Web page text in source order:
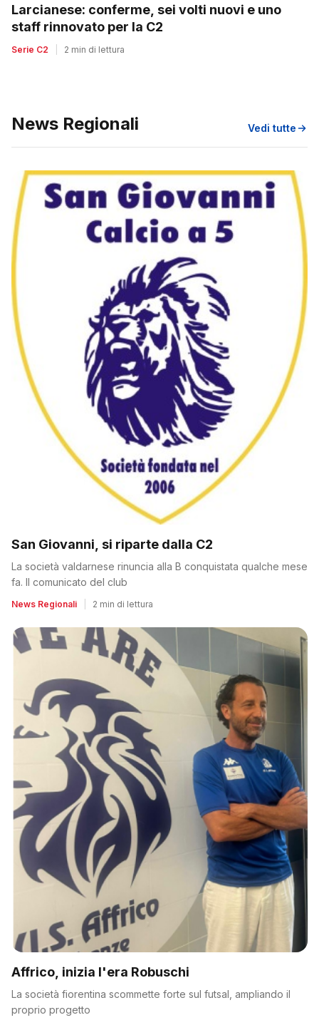
Larcianese: conferme, sei volti nuovi e uno
staff rinnovato per la C2
Serie C2 2 min di lettura
News Regionali Vedi tutte
San Giovanni, si riparte dalla C2
La società valdarnese rinuncia alla B conquistata qualche mese
fa. Il comunicato del club
News Regionali 2 min di lettura
Affrico, inizia l'era Robuschi
La società fiorentina scommette forte sul futsal, ampliando il
proprio progetto